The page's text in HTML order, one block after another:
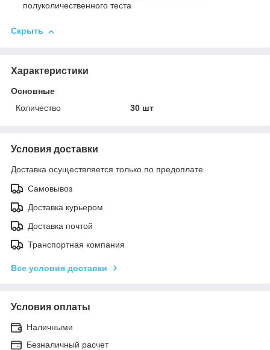
полуколичественного теста
Скрыть
Характеристики
Основные
Количество
30 шт
Условия доставки
Доставка осуществляется только по предоплате.
Самовывоз
Доставка курьером
Доставка почтой
Транспортная компания
Все условия доставки
Условия оплаты
Наличными
Безналичный расчет